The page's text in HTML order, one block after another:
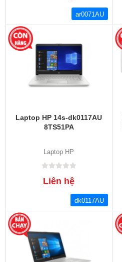
ar0071AU
Laptop HP 14s-dk0117AU
8TS51PA
Laptop HP
Liên hệ
dk0117AU